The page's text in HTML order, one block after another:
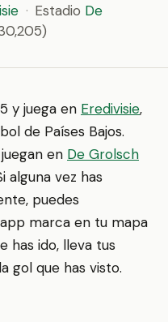
· Estadio De
y juega en Eredivisie,
de Países Bajos.
en De Grolsch
alguna vez has
puedes
marca en tu mapa
has ido, lleva tus
gol que has visto.